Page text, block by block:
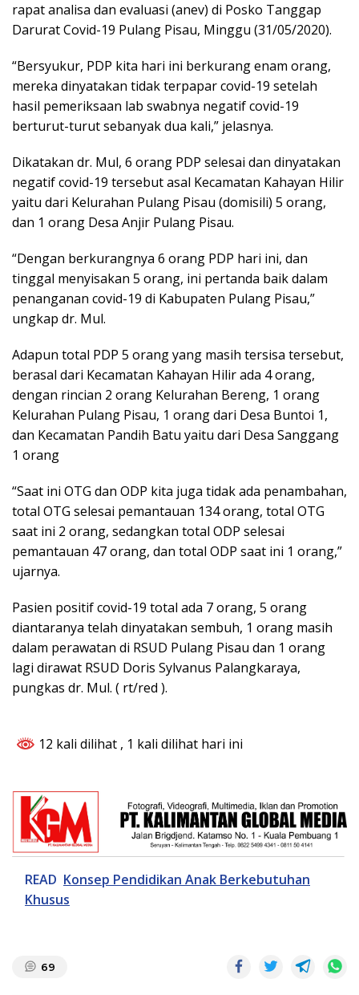
rapat analisa dan evaluasi (anev) di Posko Tanggap
Darurat Covid-19 Pulang Pisau, Minggu (31/05/2020).
“Bersyukur, PDP kita hari ini berkurang enam orang,
mereka dinyatakan tidak terpapar covid-19 setelah
hasil pemeriksaan lab swabnya negatif covid-19
berturut-turut sebanyak dua kali,” jelasnya.
Dikatakan dr. Mul, 6 orang PDP selesai dan dinyatakan
negatif covid-19 tersebut asal Kecamatan Kahayan Hilir
yaitu dari Kelurahan Pulang Pisau (domisili) 5 orang,
dan 1 orang Desa Anjir Pulang Pisau.
“Dengan berkurangnya 6 orang PDP hari ini, dan
tinggal menyisakan 5 orang, ini pertanda baik dalam
penanganan covid-19 di Kabupaten Pulang Pisau,”
ungkap dr. Mul.
Adapun total PDP 5 orang yang masih tersisa tersebut,
berasal dari Kecamatan Kahayan Hilir ada 4 orang,
dengan rincian 2 orang Kelurahan Bereng, 1 orang
Kelurahan Pulang Pisau, 1 orang dari Desa Buntoi 1,
dan Kecamatan Pandih Batu yaitu dari Desa Sanggang
1 orang
“Saat ini OTG dan ODP kita juga tidak ada penambahan,
total OTG selesai pemantauan 134 orang, total OTG
saat ini 2 orang, sedangkan total ODP selesai
pemantauan 47 orang, dan total ODP saat ini 1 orang,”
ujarnya.
Pasien positif covid-19 total ada 7 orang, 5 orang
diantaranya telah dinyatakan sembuh, 1 orang masih
dalam perawatan di RSUD Pulang Pisau dan 1 orang
lagi dirawat RSUD Doris Sylvanus Palangkaraya,
pungkas dr. Mul. ( rt/red ).
12 kali dilihat , 1 kali dilihat hari ini
READ Konsep Pendidikan Anak Berkebutuhan
Khusus
69